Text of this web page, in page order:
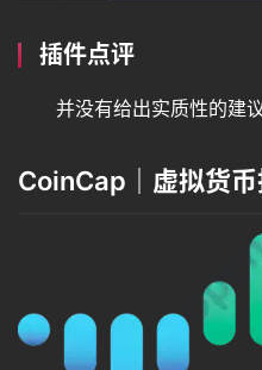
插件点评
并没有给出实质性的建
CoinCap｜虚拟货